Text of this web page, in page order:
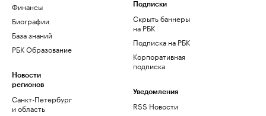
Финансы
Биографии
База знаний
РБК Образование
Новости
регионов
Санкт-Петербург
и область
Подписки
Скрыть баннеры
на РБК
Подписка на РБК
Корпоративная
подписка
Уведомления
RSS Новости